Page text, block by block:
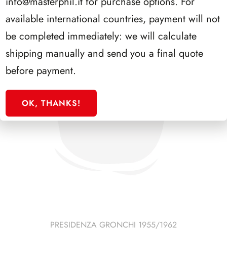
PRESIDENZA GRONCHI 1955/1962
available international countries, payment will not
be completed immediately: we will calculate
shipping manually and send you a final quote
before payment.
OK, THANKS!